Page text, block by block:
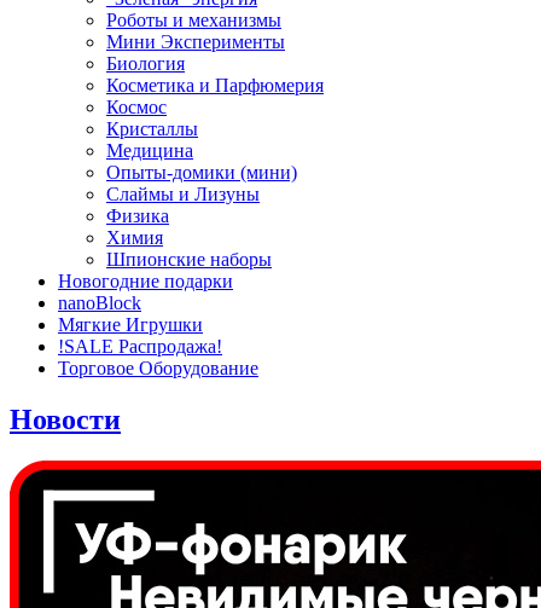
Роботы и механизмы
Мини Эксперименты
Биология
Косметика и Парфюмерия
Космос
Кристаллы
Медицина
Опыты-домики (мини)
Слаймы и Лизуны
Физика
Химия
Шпионские наборы
Новогодние подарки
nanoBlock
Мягкие Игрушки
!SALE Распродажа!
Торговое Оборудование
Новости